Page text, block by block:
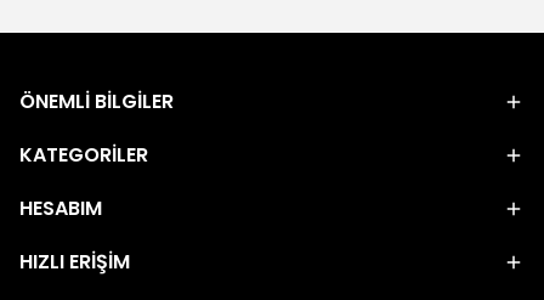
ÖNEMLİ BİLGİLER
KATEGORİLER
HESABIM
HIZLI ERİŞİM